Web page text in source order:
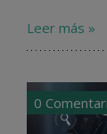
Leer más »
0